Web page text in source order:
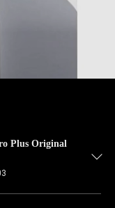
Plus Original